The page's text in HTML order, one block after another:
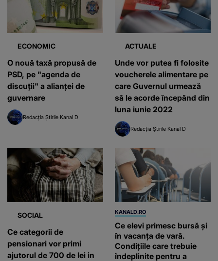
ECONOMIC
O nouă taxă propusă de
PSD, pe "agenda de
discuții" a alianței de
guvernare
Redacția Știrile Kanal D
ACTUALE
Unde vor putea fi folosite
voucherele alimentare pe
care Guvernul urmează
să le acorde începând din
luna iunie 2022
Redacția Știrile Kanal D
SOCIAL
Ce categorii de
pensionari vor primi
ajutorul de 700 de lei in
KANALD.RO
Ce elevi primesc bursă și
în vacanța de vară.
Condițiile care trebuie
îndeplinite pentru a